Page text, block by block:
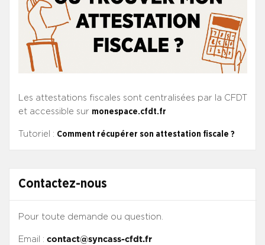
Les attestations fiscales sont centralisées par la CFDT
et accessible sur monespace.cfdt.fr
Tutoriel : Comment récupérer son attestation fiscale ?
Contactez-nous
Pour toute demande ou question.
Email : contact@syncass-cfdt.fr